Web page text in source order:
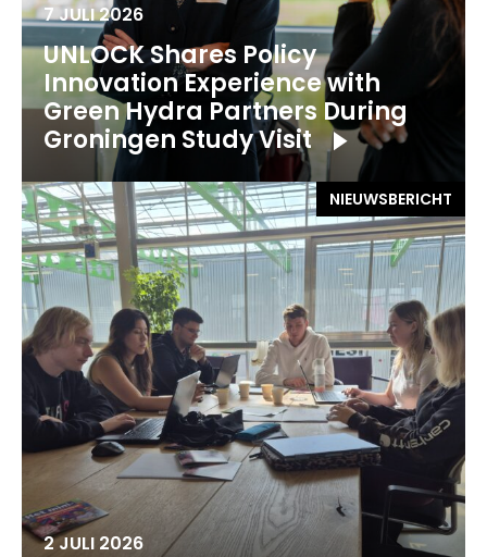
7 JULI 2026
UNLOCK Shares Policy
Innovation Experience with
Green Hydra Partners During
Groningen Study Visit
NIEUWSBERICHT
2 JULI 2026